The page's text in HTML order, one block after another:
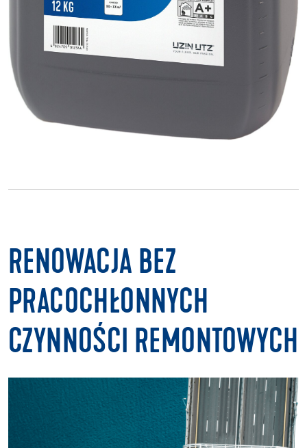
RENOWACJA BEZ
PRACOCHŁONNYCH
CZYNNOŚCI REMONTOWYCH